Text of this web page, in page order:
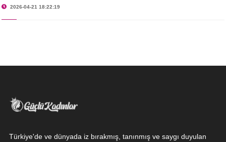
2026-04-21 18:22:19
Türkiye'de ve dünyada iz bırakmış, tanınmış ve saygı duyulan